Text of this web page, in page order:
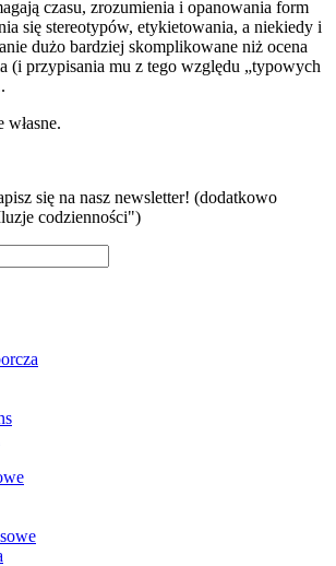
czasu, zrozumienia i opanowania form
się stereotypów, etykietowania, a niekiedy i
dużo bardziej skomplikowane niż ocena
(i przypisania mu z tego względu „typowych
własne.
się na nasz newsletter! (dodatkowo
codzienności")